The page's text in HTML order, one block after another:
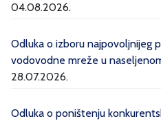
04.08.2026.
Odluka o izboru najpovoljnijeg
vodovodne mreže u
28.07.2026.
Odluka o poništenju